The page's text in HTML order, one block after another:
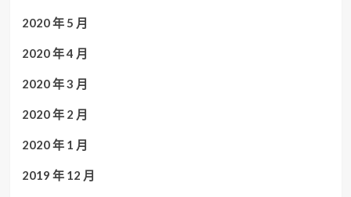
2020 年 5 月
2020 年 4 月
2020 年 3 月
2020 年 2 月
2020 年 1 月
2019 年 12 月